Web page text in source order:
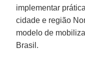
implementar
cidade e região
modelo de
Brasil.